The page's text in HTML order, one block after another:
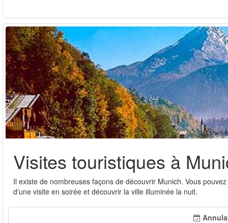
Visites touristiques à
Il existe de nombreuses façons de découvrir Munich. Vous
d'une visite en soirée et découvrir la ville illuminée la nuit.